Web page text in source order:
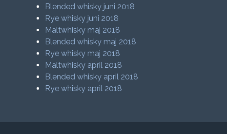
Blended whisky juni 2018
Rye whisky juni 2018
Maltwhisky maj 2018
Blended whisky maj 2018
Rye whisky maj 2018
Maltwhisky april 2018
Blended whisky april 2018
Rye whisky april 2018